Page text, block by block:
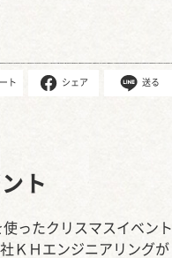
ト シェア 送る
ト
ったクリスマスイベント
ＫＨエンジニアリングが